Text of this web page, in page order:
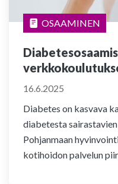
OSAAMINEN
16.6.2025
Diabetes on kasvava
diabetesta
Pohjanmaan
kotihoidon palvelun